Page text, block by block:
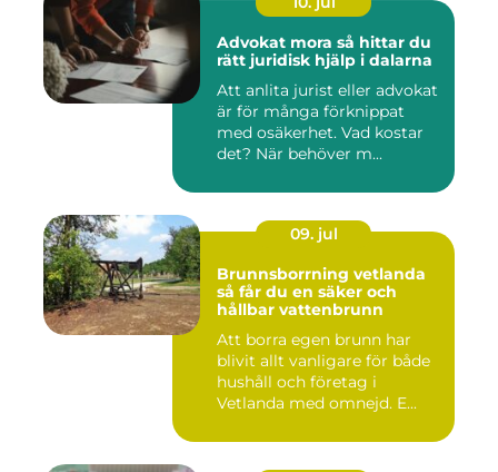
Advokat mora så hittar du
rätt juridisk hjälp i dalarna
Att anlita jurist eller advokat
är för många förknippat
med osäkerhet. Vad kostar
det? När behöver m...
09. jul
Brunnsborrning vetlanda
så får du en säker och
hållbar vattenbrunn
Att borra egen brunn har
blivit allt vanligare för både
hushåll och företag i
Vetlanda med omnejd. E...